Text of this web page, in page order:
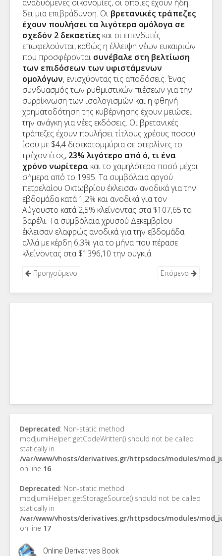
αναδυόμενες οικονομίες, οι οποίες έχουν ήδη
δει μια επιβράδυνση. Οι βρετανικές τράπεζες
έχουν πουλήσει τα λιγότερα ομόλογα σε
σχεδόν 2 δεκαετίες και οι επενδυτές
επωφελούνται, καθώς η έλλειψη νέων ευκαιριών
που προσφέρονται συνέβαλε στη βελτίωση
των επιδόσεων των υφιστάμενων
ομολόγων, ενισχύοντας τις αποδόσεις. Ένας
συνδυασμός των ρυθμιστικών πιέσεων για την
συρρίκνωση των ισολογισμών και η φθηνή
χρηματοδότηση της κυβέρνησης έχουν μειώσει
την ανάγκη για νέες εκδόσεις. Οι βρετανικές
τράπεζες έχουν πουλήσει τίτλους χρέους ποσού
ίσου με $4,4 δισεκατομμύρια σε στερλίνες το
τρέχον έτος, 23% λιγότερο από ό, τι ένα
χρόνο νωρίτερα και το χαμηλότερο ποσό μέχρι
σήμερα από το 1995. Τα συμβόλαια αργού
πετρελαίου Οκτωβρίου έκλεισαν ανοδικά για την
εβδομάδα κατά 1,2% και ανοδικά για τον
Αύγουστο κατά 2,5% κλείνοντας στα $107,65 το
βαρέλι. Τα συμβόλαια χρυσού Δεκεμβρίου
έκλεισαν ελαφρώς ανοδικά για την εβδομάδα
αλλά με κέρδη 6,3% για το μήνα που πέρασε
κλείνοντας στα $1396,10 την ουγκιά
Προηγούμενο Επόμενο
Deprecated: Non-static method
modJumiHelper::getCodeWritten() should not be called
statically in
/var/www/vhosts/derivatives.gr/httpsdocs/modules/
on line 16
Deprecated: Non-static method
modJumiHelper::getStorageSource() should not be called
statically in
/var/www/vhosts/derivatives.gr/httpsdocs/modules/
on line 17
Online Derivatives Book